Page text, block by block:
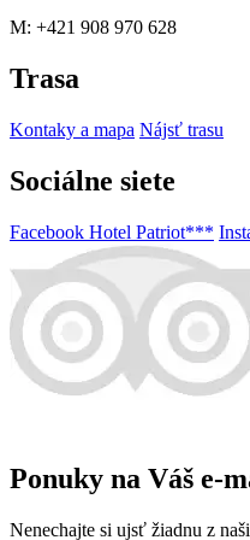
M: +421 908 970 628
Trasa
Kontaky a mapa Nájsť trasu
Sociálne siete
Facebook Hotel Patriot***
Ponuky na Váš e-
Nenechajte si ujsť žiadnu z